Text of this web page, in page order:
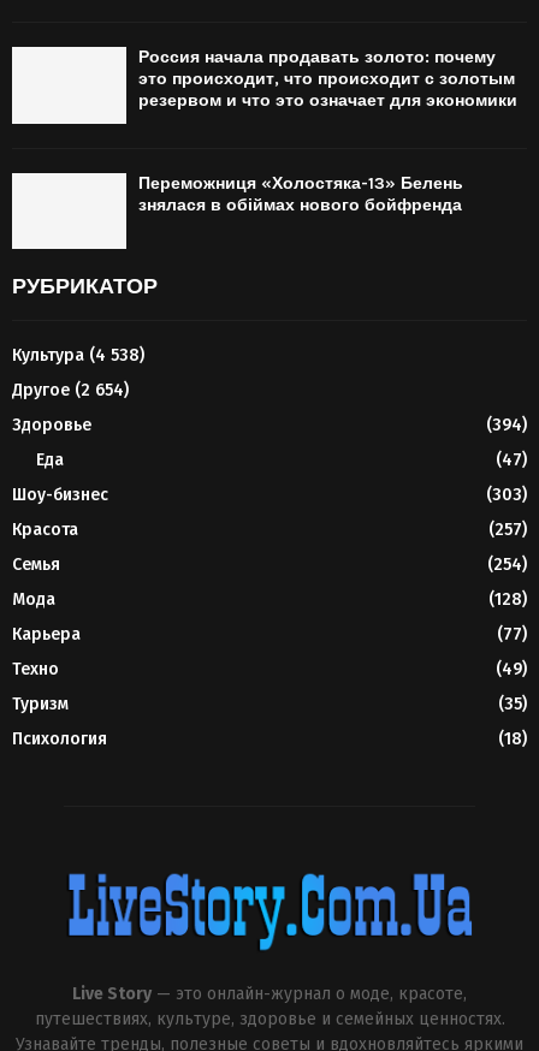
Россия начала продавать золото: почему
это происходит, что происходит с золотым
резервом и что это означает для экономики
Переможниця «Холостяка-13» Белень
знялася в обіймах нового бойфренда
РУБРИКАТОР
Культура (4 538)
Другое (2 654)
Здоровье
(394)
Еда
(47)
Шоу-бизнес
(303)
Красота
(257)
Семья
(254)
Мода
(128)
Карьера
(77)
Техно
(49)
Туризм
(35)
Психология
(18)
Live Story — это онлайн-журнал о моде, красоте,
путешествиях, культуре, здоровье и семейных ценностях.
Узнавайте тренды, полезные советы и вдохновляйтесь яркими